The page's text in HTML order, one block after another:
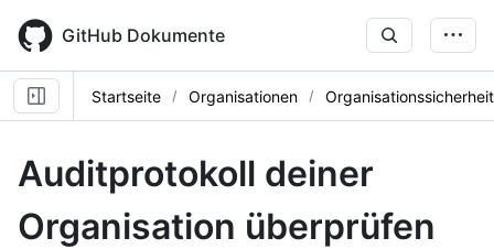
main
content
GitHub Dokumente
Startseite Organisationen Organisationssicherheit
Auditprotokoll deiner
Organisation überprüfen